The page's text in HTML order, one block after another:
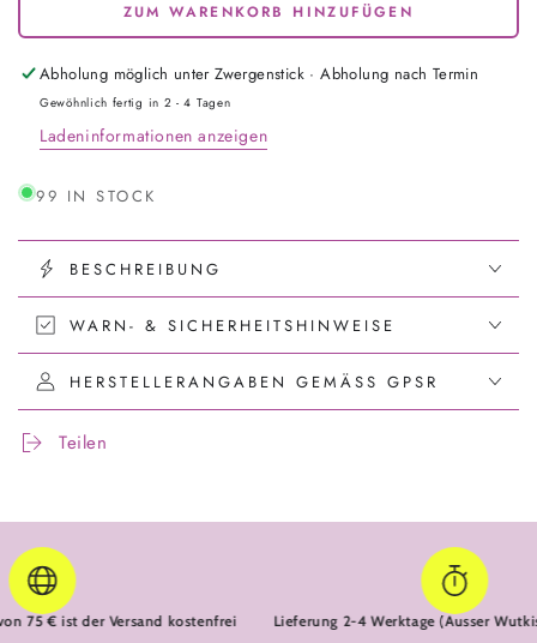
Tasse
-
Namenstasse
Einhorn
Menge
Tasse
-
Einhorn
ZUM WARENKORB HINZUFÜGEN
Abholung möglich unterZwergenstick · Abholung nach Termin
Gewöhnlich fertig in 2 - 4 Tagen
Ladeninformationen anzeigen
99 IN STOCK
BESCHREIBUNG
WARN- & SICHERHEITSHINWEISE
HERSTELLERANGABEN GEMÄSS GPSR
Teilen
€ ist der Versand kostenfrei Lieferung 2-4 Werktage (Ausser